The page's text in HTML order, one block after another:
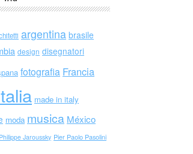
argentina brasile
design disegnatori
fotografia Francia
made in italy
moda musica México
Philippe Jaroussky Pier Paolo Pasolini